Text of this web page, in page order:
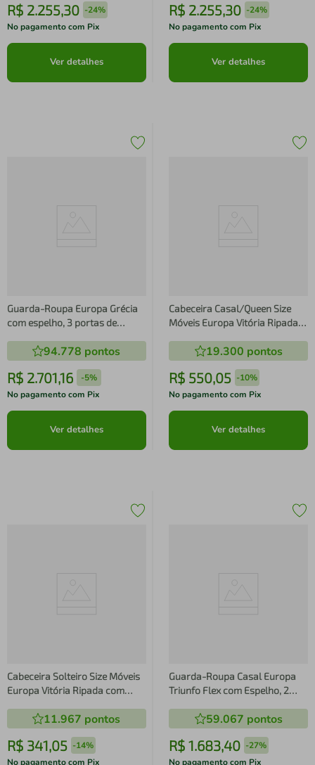
R$ 2.255,30 -24%
No pagamento com Pix
Ver detalhes
R$ 2.255,30 -24%
No pagamento com Pix
Ver detalhes
Guarda-Roupa Europa Grécia
com espelho, 3 portas de
prateleiras 226 cm de largura
94.778 pontos
R$ 2.701,16 -5%
No pagamento com Pix
Ver detalhes
Cabeceira Casal/Queen Size
Móveis Europa Vitória Ripada
- 166cm de largura
19.300 pontos
R$ 550,05 -10%
No pagamento com Pix
Ver detalhes
Cabeceira Solteiro Size Móveis
Europa Vitória Ripada com
101cm de largura
11.967 pontos
R$ 341,05 -14%
No pagamento com Pix
Guarda-Roupa Casal Europa
Triunfo Flex com Espelho, 2
59.067 pontos
R$ 1.683,40 -27%
No pagamento com Pix